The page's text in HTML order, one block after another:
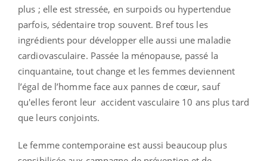
plus ; elle est stressée, en surpoids ou hypertendue
parfois, sédentaire trop souvent. Bref tous les
ingrédients pour développer elle aussi une maladie
cardiovasculaire. Passée la ménopause, passé la
cinquantaine, tout change et les femmes deviennent
l’égal de l’homme face aux pannes de cœur, sauf
qu'elles feront leur accident vasculaire 10 ans plus tard
que leurs conjoints.
Le femme contemporaine est aussi beaucoup plus